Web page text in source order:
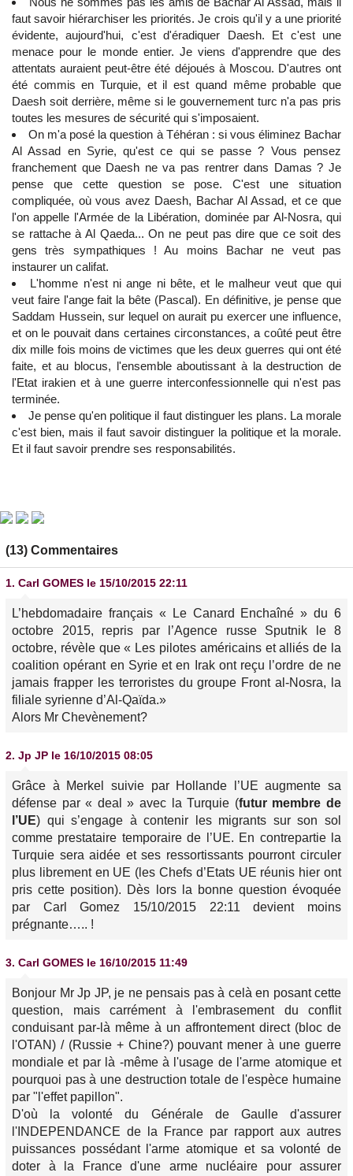
faut savoir hiérarchiser les priorités. Je crois qu'il y a une priorité
évidente, aujourd'hui, c'est d'éradiquer Daesh. Et c'est une
menace pour le monde entier. Je viens d'apprendre que des
attentats auraient peut-être été déjoués à Moscou. D'autres ont
été commis en Turquie, et il est quand même probable que
Daesh soit derrière, même si le gouvernement turc n'a pas pris
toutes les mesures de sécurité qui s'imposaient.
On m'a posé la question à Téhéran : si vous éliminez Bachar
Al Assad en Syrie, qu'est ce qui se passe ? Vous pensez
franchement que Daesh ne va pas rentrer dans Damas ? Je
pense que cette question se pose. C'est une situation
compliquée, où vous avez Daesh, Bachar Al Assad, et ce que
l'on appelle l'Armée de la Libération, dominée par Al-Nosra, qui
se rattache à Al Qaeda... On ne peut pas dire que ce soit des
gens très sympathiques ! Au moins Bachar ne veut pas
instaurer un califat.
L'homme n'est ni ange ni bête, et le malheur veut que qui
veut faire l'ange fait la bête (Pascal). En définitive, je pense que
Saddam Hussein, sur lequel on aurait pu exercer une influence,
et on le pouvait dans certaines circonstances, a coûté peut être
dix mille fois moins de victimes que les deux guerres qui ont été
faite, et au blocus, l'ensemble aboutissant à la destruction de
l'Etat irakien et à une guerre interconfessionnelle qui n'est pas
terminée.
Je pense qu'en politique il faut distinguer les plans. La morale
c'est bien, mais il faut savoir distinguer la politique et la morale.
Et il faut savoir prendre ses responsabilités.
(13) Commentaires
1. Carl GOMES le 15/10/2015 22:11
L’hebdomadaire français « Le Canard Enchaîné » du 6
octobre 2015, repris par l’Agence russe Sputnik le 8
octobre, révèle que « Les pilotes américains et alliés de la
coalition opérant en Syrie et en Irak ont reçu l’ordre de ne
jamais frapper les terroristes du groupe Front al-Nosra, la
filiale syrienne d’Al-Qaïda.»
Alors Mr Chevènement?
2. Jp JP le 16/10/2015 08:05
Grâce à Merkel suivie par Hollande l’UE augmente sa
défense par « deal » avec la Turquie (futur membre de
l’UE) qui s’engage à contenir les migrants sur son sol
comme prestataire temporaire de l’UE. En contrepartie la
Turquie sera aidée et ses ressortissants pourront circuler
plus librement en UE (les Chefs d’Etats UE réunis hier ont
pris cette position). Dès lors la bonne question évoquée
par Carl Gomez 15/10/2015 22:11 devient moins
prégnante….. !
3. Carl GOMES le 16/10/2015 11:49
Bonjour Mr Jp JP, je ne pensais pas à celà en posant cette
question, mais carrément à l'embrasement du conflit
conduisant par-là même à un affrontement direct (bloc de
l'OTAN) / (Russie + Chine?) pouvant mener à une guerre
mondiale et par là -même à l'usage de l'arme atomique et
pourquoi pas à une destruction totale de l'espèce humaine
par "l'effet papillon".
D'où la volonté du Générale de Gaulle d'assurer
l'INDEPENDANCE de la France par rapport aux autres
puissances possédant l'arme atomique et sa volonté de
doter à la France d'une arme nucléaire pour assurer